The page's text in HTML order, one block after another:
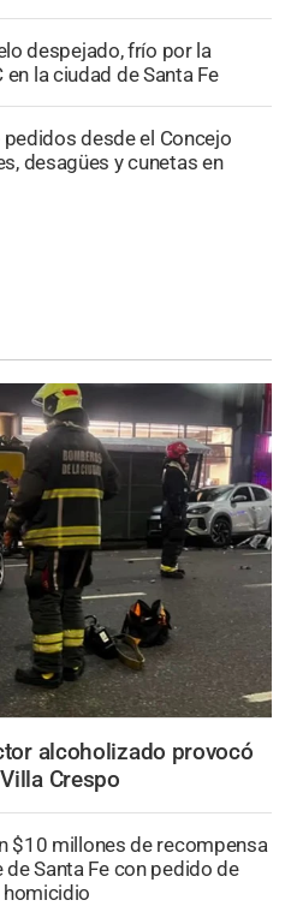
despejado, frío por la
la ciudad de Santa Fe
pedidos desde el Concejo
desagües y cunetas en
alcoholizado provocó
Crespo
$10 millones de recompensa
Santa Fe con pedido de